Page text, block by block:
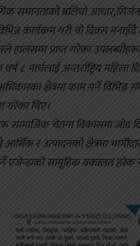
समानताको बलियो
कार्यक्रम गरी यो दिवस
हालसम्म प्राप्त गरेका
८ मार्चलाई अन्तर्राष्ट्रिय
क्षेत्रमा काम गर्ने विभिन्न
गरेका थिए।
चेतना विकासमा जोड
र उत्पादनको क्षेत्रमा
एजेन्डाको सामूहिक वकालत हरेक